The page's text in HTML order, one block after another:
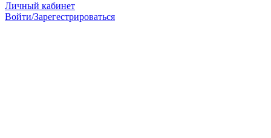
Личный кабинет
Войти/Зарегестрироваться